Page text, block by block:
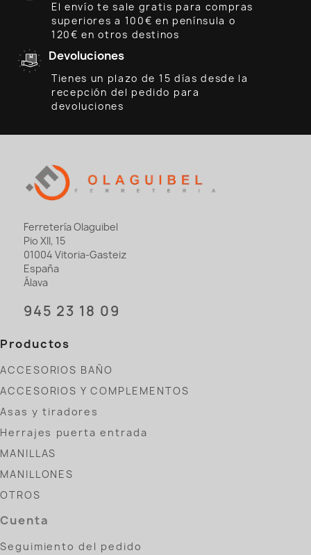
El envío te sale gratis para compras
superiores a 100€ en península o
120€ en otros destinos
Devoluciones
Tienes un plazo de 15 días desde la
recepción del pedido para
devoluciones
Ferretería Olaguibel
Pio XII, 15
01004 Vitoria-Gasteiz
España
Álava
945 23 18 09
Productos
ACCESORIOS BAÑO
ACCESORIOS Y COMPLEMENTOS
Asas y tiradores
Herrajes puerta entrada
MANILLAS
MANILLONES
OTROS
Cuenta
Seguimiento del pedido